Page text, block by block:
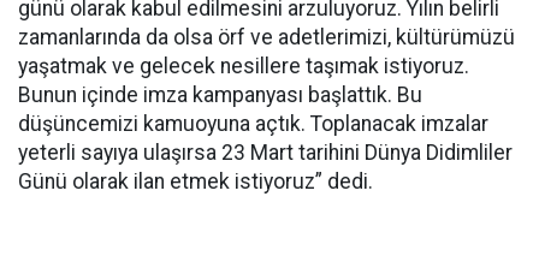
günü olarak kabul edilmesini arzuluyoruz. Yılın belirli
zamanlarında da olsa örf ve adetlerimizi, kültürümüzü
yaşatmak ve gelecek nesillere taşımak istiyoruz.
Bunun içinde imza kampanyası başlattık. Bu
düşüncemizi kamuoyuna açtık. Toplanacak imzalar
yeterli sayıya ulaşırsa 23 Mart tarihini Dünya Didimliler
Günü olarak ilan etmek istiyoruz” dedi.